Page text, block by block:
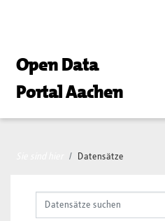
Open Data
Portal Aachen
Datensätze